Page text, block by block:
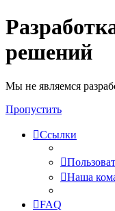
решений
Мы не являемся
Пропустить
Ссылки
Наша
FAQ